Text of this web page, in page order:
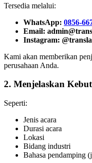
Tersedia melalui:
WhatsApp: 0856-
Email:
Instagram:
Kami akan memberikan
perusahaan Anda.
2. Menjelaskan
Seperti:
Jenis acara
Durasi acara
Lokasi
Bidang industri
Bahasa pendamping